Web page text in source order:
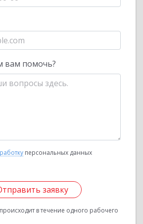
помочь?
персональных данных
заявку
в течение одного рабочего